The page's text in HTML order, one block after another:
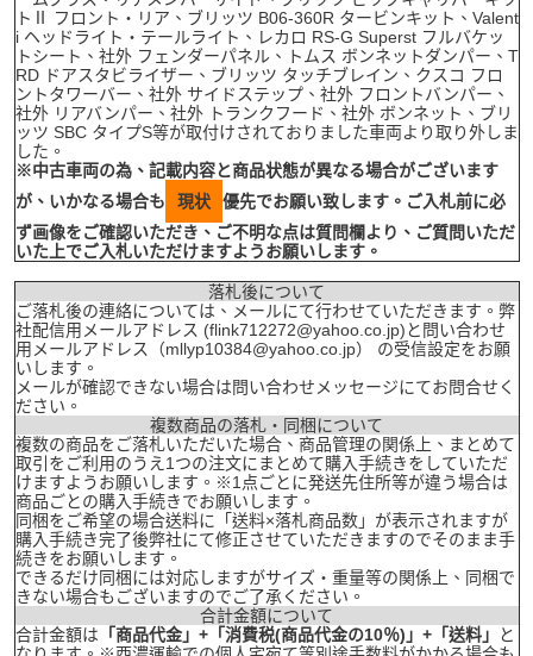
トⅡ フロント・リア、ブリッツ B06-360R タービンキット、Valent
i ヘッドライト・テールライト、レカロ RS-G Superst フルバケッ
トシート、社外 フェンダーパネル、トムス ボンネットダンパー、T
RD ドアスタビライザー、ブリッツ タッチブレイン、クスコ フロ
ントタワーバー、社外 サイドステップ、社外 フロントバンパー、
社外 リアバンパー、社外 トランクフード、社外 ボンネット、ブリ
ッツ SBC タイプS等が取付けされておりました車両より取り外しま
した。
※中古車両の為、記載内容と商品状態が異なる場合がございます
が、いかなる場合も
現状
優先でお願い致します。ご入札前に必
ず画像をご確認いただき、ご不明な点は質問欄より、ご質問いただ
いた上でご入札いただけますようお願いします。
落札後について
ご落札後の連絡については、メールにて行わせていただきます。弊
社配信用メールアドレス (flink712272@yahoo.co.jp)と問い合わせ
用メールアドレス（mllyp10384@yahoo.co.jp） の受信設定をお願
いします。
メールが確認できない場合は問い合わせメッセージにてお問合せく
ださい。
複数商品の落札・同梱について
複数の商品をご落札いただいた場合、商品管理の関係上、まとめて
取引をご利用のうえ1つの注文にまとめて購入手続きをしていただ
けますようお願いします。※1点ごとに発送先住所等が違う場合は
商品ごとの購入手続きでお願いします。
同梱をご希望の場合送料に「送料×落札商品数」が表示されますが
購入手続き完了後弊社にて修正させていただきますのでそのまま手
続きをお願いします。
できるだけ同梱には対応しますがサイズ・重量等の関係上、同梱で
きない場合もございますのでご了承ください。
合計金額について
合計金額は 「商品代金」+「消費税(商品代金の10％)」+「送料」
と